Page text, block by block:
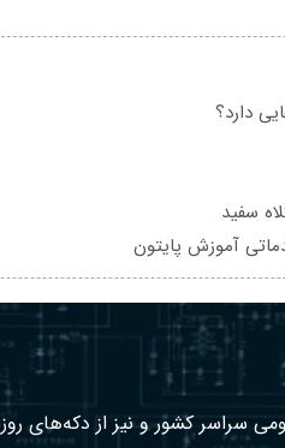
آموزش پایتون
سراسر کشور و نیز از دکه‌های